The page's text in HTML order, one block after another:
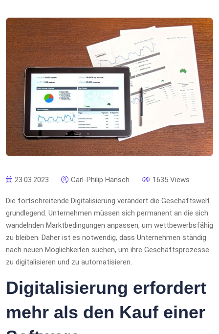
23.03.2023 Carl-Philip Hänsch 1635 Views
Die fortschreitende Digitalisierung verändert die Geschäftswelt
grundlegend. Unternehmen müssen sich permanent an die sich
wandelnden Marktbedingungen anpassen, um wettbewerbsfähig
zu bleiben. Daher ist es notwendig, dass Unternehmen ständig
nach neuen Möglichkeiten suchen, um ihre Geschäftsprozesse
zu digitalisieren und zu automatisieren.
Digitalisierung erfordert
mehr als den Kauf einer